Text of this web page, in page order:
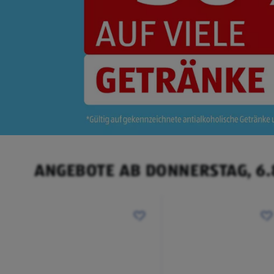
ANGEBOTE AB DONNERSTAG,